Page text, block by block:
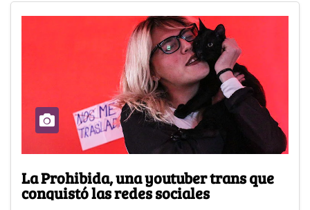
La Prohibida, una youtuber trans que
conquistó las redes sociales